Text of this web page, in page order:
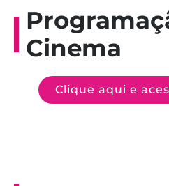
Cinema
Clique aqui e